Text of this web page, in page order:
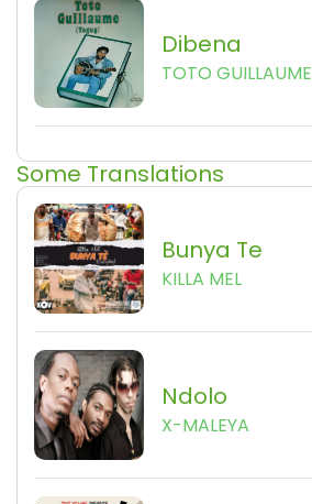
Dibena
TOTO GUILLAUME
Some Translations
Bunya Te
KILLA MEL
Ndolo
X-MALEYA